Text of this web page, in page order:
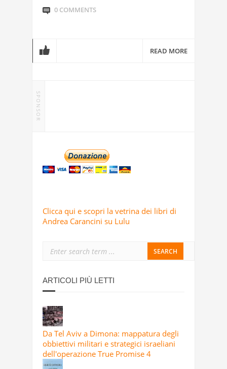
0 COMMENTS
READ MORE
SPONSOR
Clicca qui e scopri la vetrina dei libri di
Andrea Carancini su Lulu
ARTICOLI PIÙ LETTI
Da Tel Aviv a Dimona: mappatura degli
obbiettivi militari e strategici israeliani
dell'operazione True Promise 4